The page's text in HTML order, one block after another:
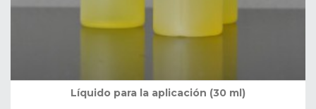
Líquido para la aplicación (30 ml)